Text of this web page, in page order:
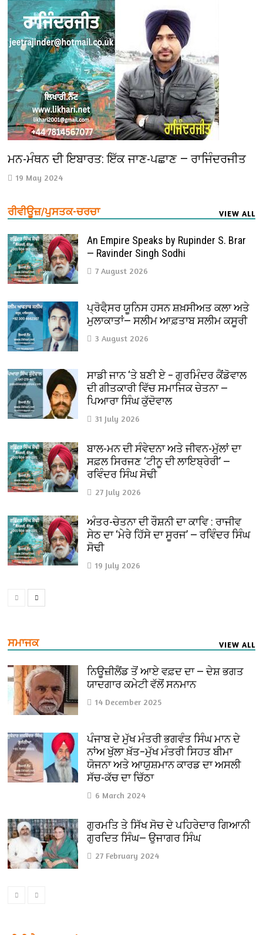
ਮਨ-ਮੰਥਨ ਦੀ ਇਬਾਰਤ: ਇੱਕ ਜਾਣ-ਪਛਾਣ — ਰਾਜਿੰਦਰਜੀਤ
19 May 2024
ਰੀਵੀਊਜ਼/ਪੁਸਤਕ-ਚਰਚਾ VIEW ALL
An Empire Speaks by Rupinder S. Brar
— Ravinder Singh Sodhi
7 August 2026
ਪ੍ਰੋਫੈ਼ਸਰ ਯੂਨਿਸ ਹਸਨ ਸ਼ਖ਼ਸੀਅਤ ਕਲਾ ਅਤੇ
ਮੁਲਾਕਾਤਾਂ— ਸਲੀਮ ਆਫ਼ਤਾਬ ਸਲੀਮ ਕਸੂਰੀ
3 August 2026
ਸਾਡੀ ਜਾਨ ‘ਤੇ ਬਣੀ ਏ – ਗੁਰਮਿੰਦਰ ਕੈਂਡੋਵਾਲ
ਦੀ ਗੀਤਕਾਰੀ ਵਿੱਚ ਸਮਾਜਿਕ ਚੇਤਨਾ —
ਪਿਆਰਾ ਸਿੰਘ ਕੁੱਦੋਵਾਲ
31 July 2026
ਬਾਲ-ਮਨ ਦੀ ਸੰਵੇਦਨਾ ਅਤੇ ਜੀਵਨ-ਮੁੱਲਾਂ ਦਾ
ਸਫ਼ਲ ਸਿਰਜਣ ‘ਟੀਨੂ ਦੀ ਲਾਇਬ੍ਰੇਰੀ’ —
ਰਵਿੰਦਰ ਸਿੰਘ ਸੋਢੀ
27 July 2026
ਅੰਤਰ-ਚੇਤਨਾ ਦੀ ਰੌਸ਼ਨੀ ਦਾ ਕਾਵਿ : ਰਾਜੀਵ
ਸੇਠ ਦਾ ‘ਮੇਰੇ ਹਿੱਸੇ ਦਾ ਸੂਰਜ’ — ਰਵਿੰਦਰ ਸਿੰਘ
ਸੋਢੀ
19 July 2026
ਸਮਾਜਕ VIEW ALL
ਨਿਊਜ਼ੀਲੈਂਡ ਤੋਂ ਆਏ ਵਫ਼ਦ ਦਾ — ਦੇਸ਼ ਭਗਤ
ਯਾਦਗਾਰ ਕਮੇਟੀ ਵੱਲੋਂ ਸਨਮਾਨ
14 December 2025
ਪੰਜਾਬ ਦੇ ਮੁੱਖ ਮੰਤਰੀ ਭਗਵੰਤ ਸਿੰਘ ਮਾਨ ਦੇ
ਨਾਂਅ ਖੁੱਲਾ ਖ਼ੱਤ–ਮੁੱਖ ਮੰਤਰੀ ਸਿਹਤ ਬੀਮਾ
ਯੋਜਨਾ ਅਤੇ ਆਯੁਸ਼ਮਾਨ ਕਾਰਡ ਦਾ ਅਸਲੀ
ਸੱਚ-ਕੱਚ ਦਾ ਚਿੱਠਾ
6 March 2024
ਗੁਰਮਤਿ ਤੇ ਸਿੱਖ ਸੋਚ ਦੇ ਪਹਿਰੇਦਾਰ ਗਿਆਨੀ
ਗੁਰਦਿਤ ਸਿੰਘ— ਉਜਾਗਰ ਸਿੰਘ
27 February 2024